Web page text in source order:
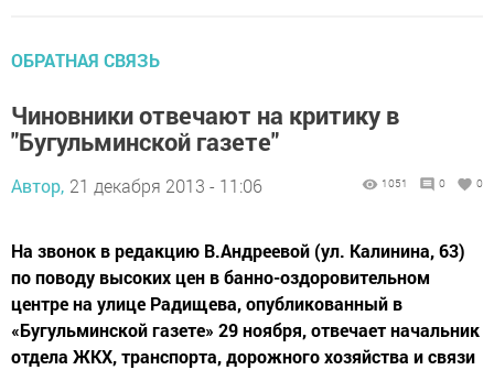
ОБРАТНАЯ СВЯЗЬ
Чиновники отвечают на критику в
"Бугульминской газете"
Автор, 21 декабря 2013 - 11:06 1051 0 0
На звонок в редакцию В.Андреевой (ул. Калинина, 63)
по поводу высоких цен в банно-оздоровительном
центре на улице Радищева, опубликованный в
«Бугульминской газете» 29 ноября, отвечает начальник
отдела ЖКХ, транспорта, дорожного хозяйства и связи